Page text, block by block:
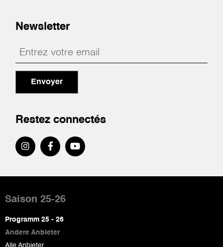
Newsletter
Envoyer
Restez connectés
de
page
Saison 25-26
Programm 25 - 26
Andere Anbieter
Alle Anbieter